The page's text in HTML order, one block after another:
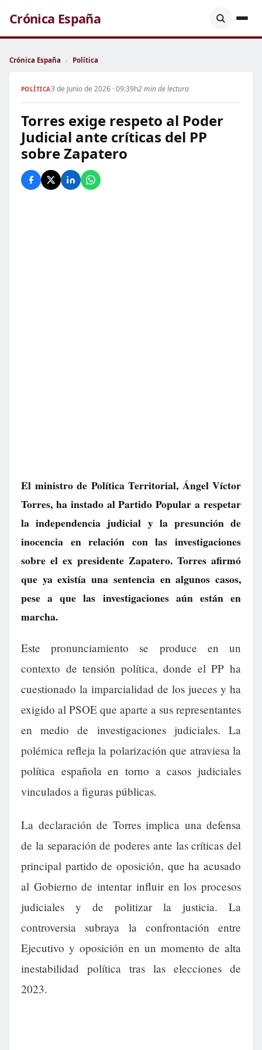
Crónica España
Crónica España › Política
POLÍTICA3 de Junio de 2026 · 09:39h2 min de lectura
Torres exige respeto al Poder
Judicial ante críticas del PP
sobre Zapatero
El ministro de Política Territorial, Ángel Víctor
Torres, ha instado al Partido Popular a respetar
la independencia judicial y la presunción de
inocencia en relación con las investigaciones
sobre el ex presidente Zapatero. Torres afirmó
que ya existía una sentencia en algunos casos,
pese a que las investigaciones aún están en
marcha.
Este pronunciamiento se produce en un
contexto de tensión política, donde el PP ha
cuestionado la imparcialidad de los jueces y ha
exigido al PSOE que aparte a sus representantes
en medio de investigaciones judiciales. La
polémica refleja la polarización que atraviesa la
política española en torno a casos judiciales
vinculados a figuras públicas.
La declaración de Torres implica una defensa
de la separación de poderes ante las críticas del
principal partido de oposición, que ha acusado
al Gobierno de intentar influir en los procesos
judiciales y de politizar la justicia. La
controversia subraya la confrontación entre
Ejecutivo y oposición en un momento de alta
inestabilidad política tras las elecciones de
2023.